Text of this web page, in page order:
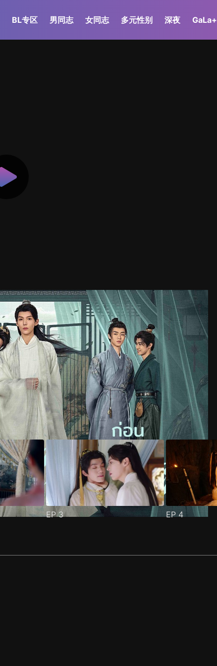
BL专区 男同志 女同志 多元性别 深夜 GaLa+
EP3 EP4